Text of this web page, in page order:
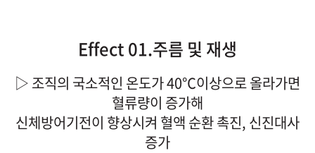
Effect 01.주름 및 재생
▷ 조직의 국소적인 온도가 40℃이상으로 올라가면
혈류량이 증가해
신체방어기전이 향상시켜 혈액 순환 촉진, 신진대사
증가